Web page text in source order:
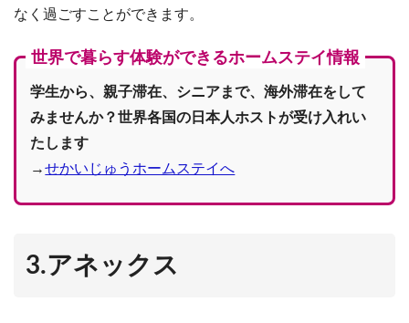
なく過ごすことができます。
世界で暮らす体験ができるホームステイ情報
学生から、親子滞在、シニアまで、海外滞在をして
みませんか？世界各国の日本人ホストが受け入れい
たします
→せかいじゅうホームステイへ
3.アネックス